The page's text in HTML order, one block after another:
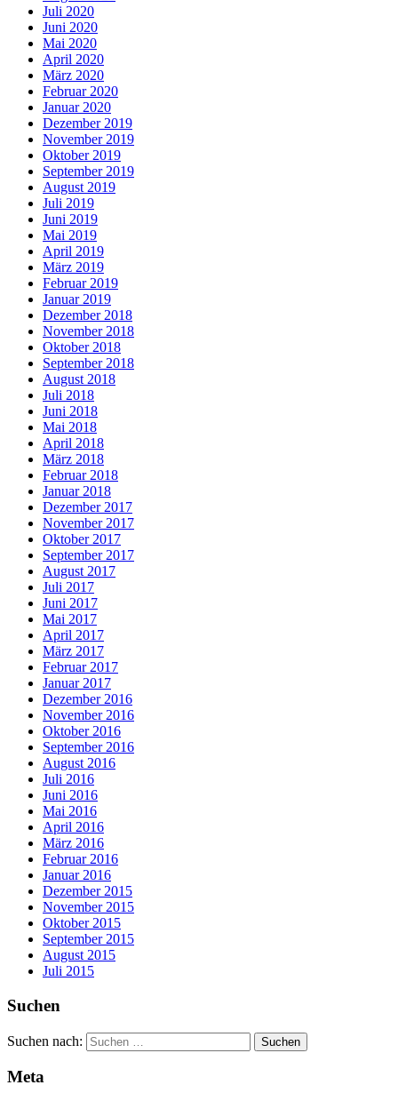
Juli 2020
Juni 2020
Mai 2020
April 2020
März 2020
Februar 2020
Januar 2020
Dezember 2019
November 2019
Oktober 2019
September 2019
August 2019
Juli 2019
Juni 2019
Mai 2019
April 2019
März 2019
Februar 2019
Januar 2019
Dezember 2018
November 2018
Oktober 2018
September 2018
August 2018
Juli 2018
Juni 2018
Mai 2018
April 2018
März 2018
Februar 2018
Januar 2018
Dezember 2017
November 2017
Oktober 2017
September 2017
August 2017
Juli 2017
Juni 2017
Mai 2017
April 2017
März 2017
Februar 2017
Januar 2017
Dezember 2016
November 2016
Oktober 2016
September 2016
August 2016
Juli 2016
Juni 2016
Mai 2016
April 2016
März 2016
Februar 2016
Januar 2016
Dezember 2015
November 2015
Oktober 2015
September 2015
August 2015
Juli 2015
Suchen
Suchen nach:
Meta